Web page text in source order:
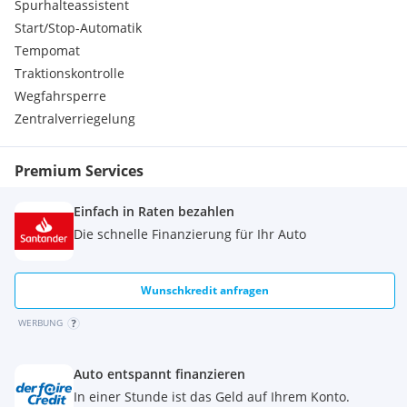
Automatische Verriegelung beim Anfahren
Durchladesystem
Einparkhilfe selbstlenkendes System
Fondkopfstützen klappbar
Innen- und Aussenspiegel automatisch abblendend
Keyless Entry
Klimaautomatic
Lederlenkrad
Lordose
M Lederlenkrad
Sportsitze
Sportsitze fuer Fahrer und Beifahrer
Gesetzlicher Notruf
TeleServices
Multimedia:
Bereifung mit Notlaufeigenschaften
Spurhalteassistent
Start/Stop-Automatik
Tempomat
Traktionskontrolle
Wegfahrsperre
Zentralverriegelung
Premium Services
Einfach in Raten bezahlen
Die schnelle Finanzierung für Ihr Auto
Wunschkredit anfragen
WERBUNG
Auto entspannt finanzieren
In einer Stunde ist das Geld auf Ihrem Konto.